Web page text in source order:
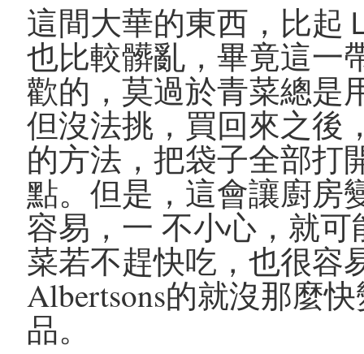
這間大華的東西，比起
也比較髒亂，畢竟這一
歡的，莫過於青菜總是
但沒法挑，買回來之後
的方法，把袋子全部打
點。但是，這會讓廚房
容易，一 不小心，就
菜若不趕快吃，也很容
Albertsons的就沒那麼
品。